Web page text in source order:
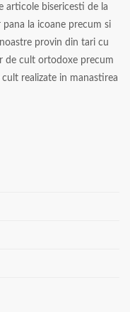
articole bisericesti de la
la icoane precum si
provin din tari cu
de cult ortodoxe precum
realizate in manastirea